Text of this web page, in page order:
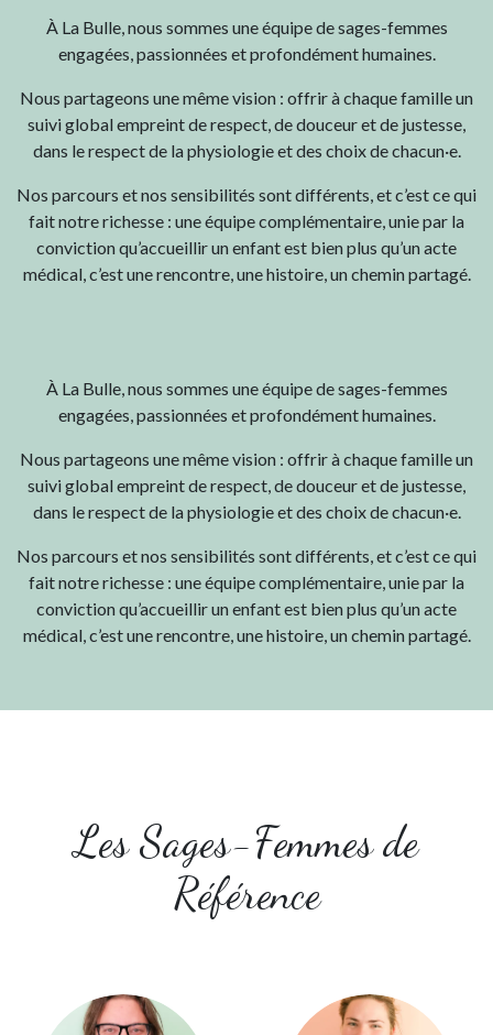
À La Bulle, nous sommes une équipe de sages-femmes
engagées, passionnées et profondément humaines.
Nous partageons une même vision : offrir à chaque famille un
suivi global empreint de respect, de douceur et de justesse,
dans le respect de la physiologie et des choix de chacun·e.
Nos parcours et nos sensibilités sont différents, et c’est ce qui
fait notre richesse : une équipe complémentaire, unie par la
conviction qu’accueillir un enfant est bien plus qu’un acte
médical, c’est une rencontre, une histoire, un chemin partagé.
À La Bulle, nous sommes une équipe de sages-femmes
engagées, passionnées et profondément humaines.
Nous partageons une même vision : offrir à chaque famille un
suivi global empreint de respect, de douceur et de justesse,
dans le respect de la physiologie et des choix de chacun·e.
Nos parcours et nos sensibilités sont différents, et c’est ce qui
fait notre richesse : une équipe complémentaire, unie par la
conviction qu’accueillir un enfant est bien plus qu’un acte
médical, c’est une rencontre, une histoire, un chemin partagé.
Les Sages-Femmes de
Référence